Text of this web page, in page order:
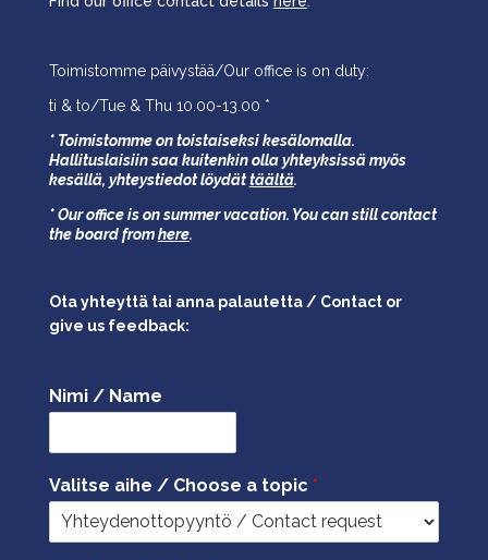
Toimistomme päivystää/Our office is on duty:
ti & to/Tue & Thu 10.00-13.00 *
* Toimistomme on toistaiseksi kesälomalla.
Hallituslaisiin saa kuitenkin olla yhteyksissä myös
kesällä, yhteystiedot löydättäältä.
* Our office is on summer vacation. You can still contact
the board fromhere.
Ota yhteyttä tai anna palautetta / Contact or
give us feedback:
Nimi / Name
Valitse aihe / Choose a topic *